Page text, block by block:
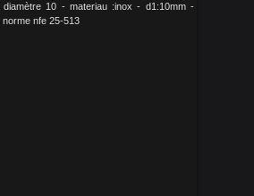
diamètre 10 - materiau :inox - d1:10mm -
nfe 25-513